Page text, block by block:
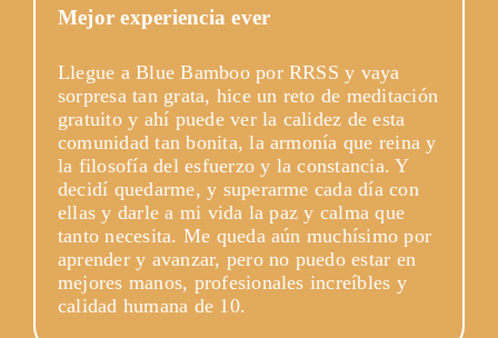
Mejor experiencia ever
Llegue a Blue Bamboo por RRSS y vaya
sorpresa tan grata, hice un reto de meditación
gratuito y ahí puede ver la calidez de esta
comunidad tan bonita, la armonía que reina y
la filosofía del esfuerzo y la constancia. Y
decidí quedarme, y superarme cada día con
ellas y darle a mi vida la paz y calma que
tanto necesita. Me queda aún muchísimo por
aprender y avanzar, pero no puedo estar en
mejores manos, profesionales increíbles y
calidad humana de 10.